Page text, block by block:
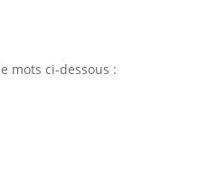
mots ci-dessous :